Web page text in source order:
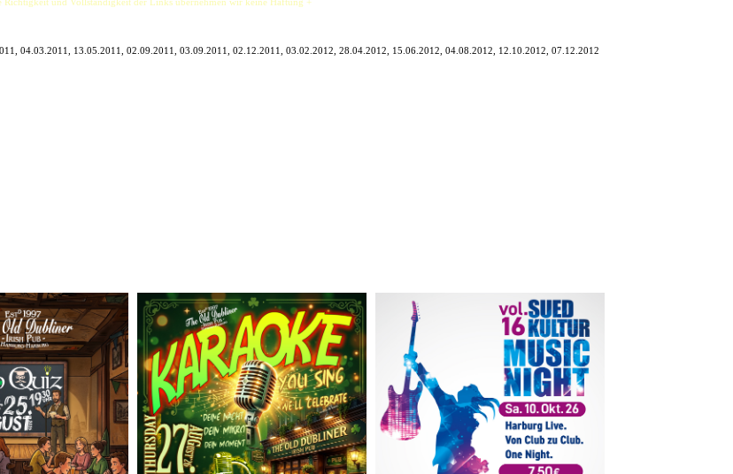
04.03.2011, 13.05.2011, 02.09.2011, 03.09.2011, 02.12.2011, 03.02.2012, 28.04.2012, 15.06.2012, 04.08.2012, 12.10.2012, 07.12.2012